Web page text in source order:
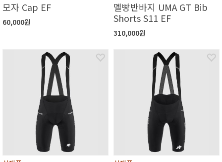
모자 Cap EF
60,000원
멜빵반바지 UMA GT Bib
Shorts S11 EF
310,000원